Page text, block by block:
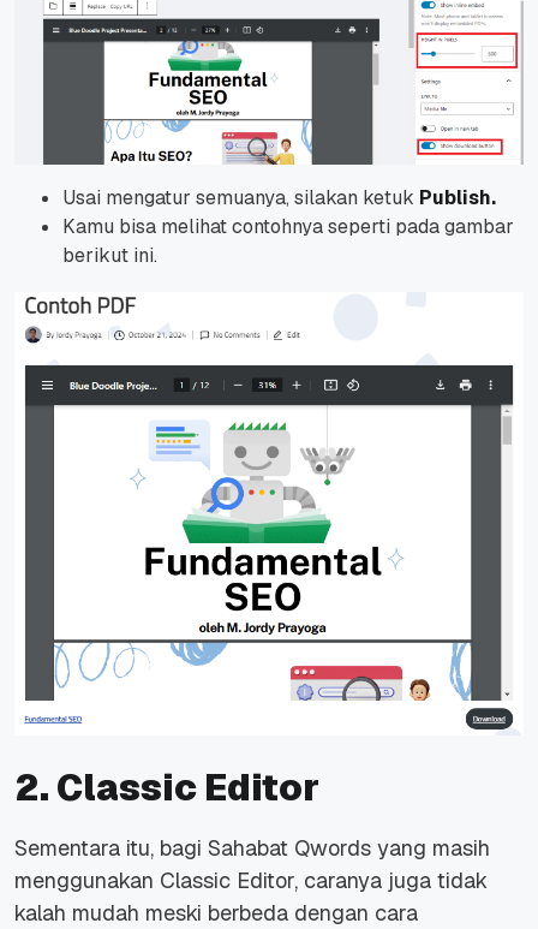
Usai mengatur semuanya, silakan ketuk Publish.
Kamu bisa melihat contohnya seperti pada gambar
berikut ini.
2. Classic Editor
Sementara itu, bagi Sahabat Qwords yang masih
menggunakan Classic Editor, caranya juga tidak
kalah mudah meski berbeda dengan cara